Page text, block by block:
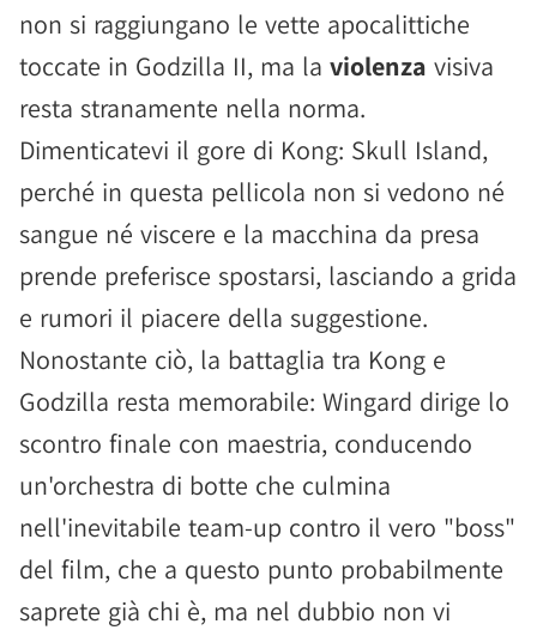
non si raggiungano le vette apocalittiche
toccate in Godzilla II, ma la violenza visiva
resta stranamente nella norma.
Dimenticatevi il gore di Kong: Skull Island,
perché in questa pellicola non si vedono né
sangue né viscere e la macchina da presa
prende preferisce spostarsi, lasciando a grida
e rumori il piacere della suggestione.
Nonostante ciò, la battaglia tra Kong e
Godzilla resta memorabile: Wingard dirige lo
scontro finale con maestria, conducendo
un'orchestra di botte che culmina
nell'inevitabile team-up contro il vero "boss"
del film, che a questo punto probabilmente
saprete già chi è, ma nel dubbio non vi